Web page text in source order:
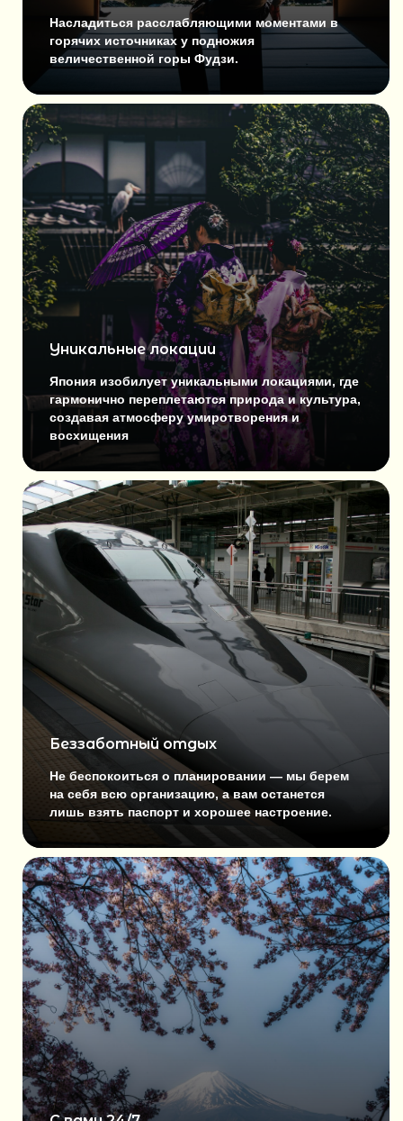
Насладиться расслабляющими моментами в
горячих источниках у подножия
величественной горы Фудзи.
Уникальные локации
Япония изобилует уникальными локациями, где
гармонично переплетаются природа и культура,
создавая атмосферу умиротворения и
восхищения
Беззаботный отдых
Не беспокоиться о планировании — мы берем
на себя всю организацию, а вам останется
лишь взять паспорт и хорошее настроение.
Цветущая Япония откроется перед нами во всём
своём многообразии — от неонового Токио
и оживлённой Осаки до древних храмов Киото
и священной горы Фудзи. Мы пройдём сквозь
тысячи алых торий, встретим ручных оленей в Наре,
познакомимся с историей Хиросимы, прикоснёмся
к искусству чайной церемонии и переночуем
в традиционном японском доме. А скоростные
синкансэны и цветущая сакура соединят это
путешествие в одну незабываемую историю.
ЧТО ЖДЕТ ВПУТЕШЕСТВИИ